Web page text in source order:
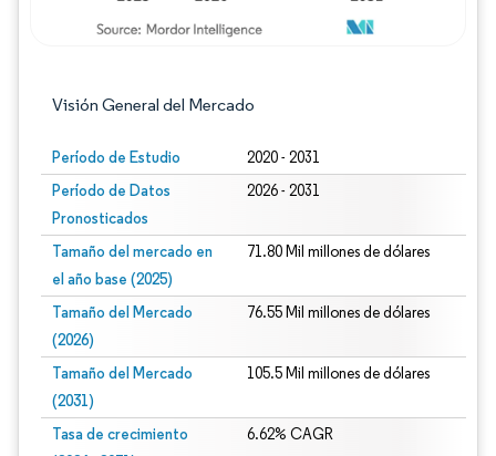
Visión General del Mercado
Período de Estudio 2020 - 2031
Período de Datos
Pronosticados
2026 - 2031
Tamaño del mercado en
el año base (2025)
71.80 Mil millones de dólares
Tamaño del Mercado
(2026)
76.55 Mil millones de dólares
Tamaño del Mercado
(2031)
105.5 Mil millones de dólares
Tasa de crecimiento
6.62% CAGR